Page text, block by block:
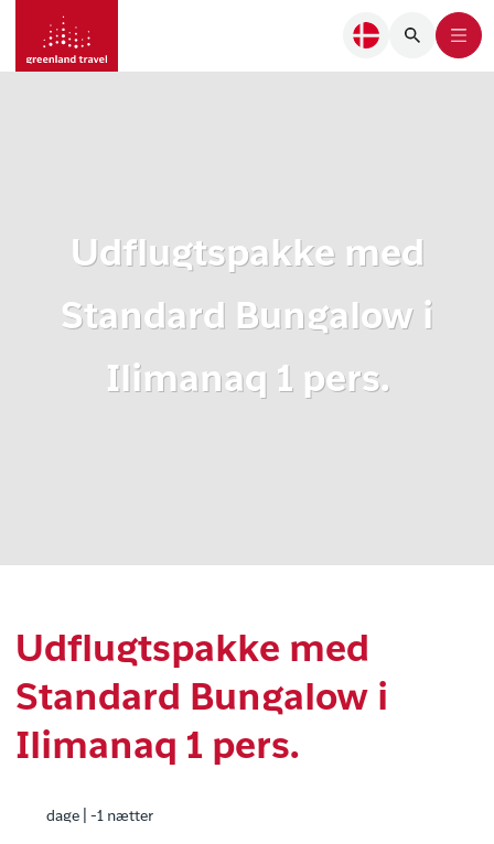
Udflugtspakke med
Standard Bungalow i
Ilimanaq 1 pers.
Udflugtspakke med
Standard Bungalow i
Ilimanaq 1 pers.
dage | -1 nætter